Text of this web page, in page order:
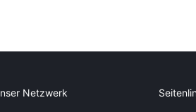
Netzwerk